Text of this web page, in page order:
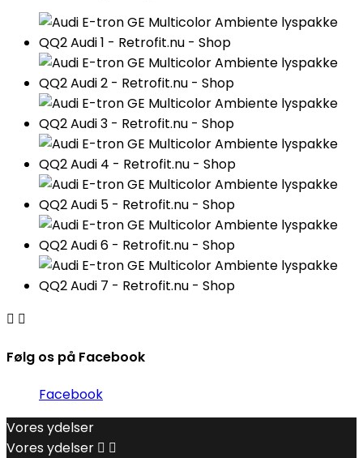
 
Følg os på Facebook
Facebook
Vores ydelser
Vores ydelser  